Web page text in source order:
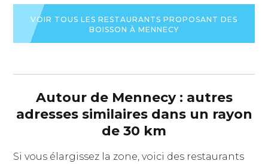
VOIR
LA
FICHE
Cuisine
régionale ·
€€
VOIR
DU
VOIR
LA
VOIR TOUS LES RESTAURANTS PROPOSANT DES
BOISSON À MENNECY
Autour de Mennecy : autres
adresses similaires dans un rayon
de 30 km
Si vous élargissez la zone, voici des restaurants